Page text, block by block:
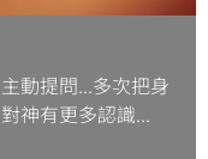
動提問...多次把身
神有更多認識...